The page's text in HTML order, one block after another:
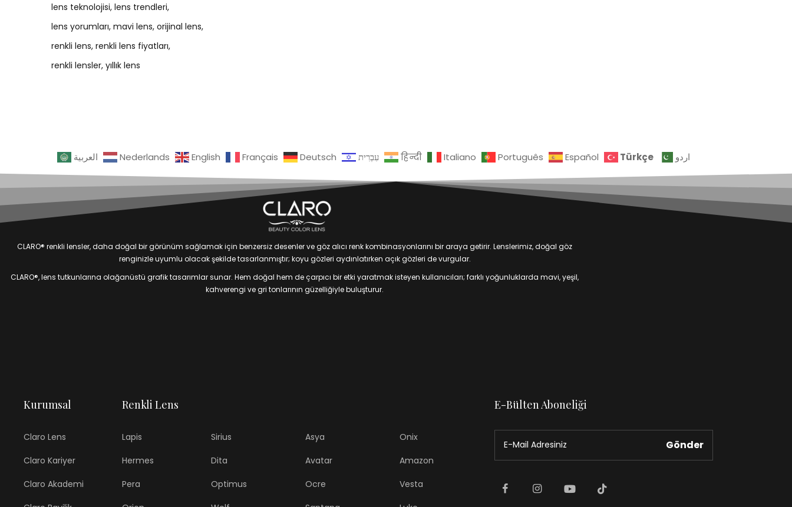
lens teknolojisi lens trendleri
lens yorumları mavi lens orijinal lens
renkli lens renkli lens fiyatları
renkli lensler yıllık lens
العربية Nederlands English Français Deutsch עִבְרִית हिन्दी Italiano Português Español Türkçe اردو
CLARO® renkli lensler, daha doğal bir görünüm sağlamak için benzersiz desenler ve göz alıcı renk kombinasyonlarını bir araya getirir. Lenslerimiz, doğal göz
renginizle uyumlu olacak şekilde tasarlanmıştır; koyu gözleri aydınlatırken açık gözleri de vurgular.
CLARO®, lens tutkunlarına olağanüstü grafik tasarımlar sunar. Hem doğal hem de çarpıcı bir etki yaratmak isteyen kullanıcıları; farklı yoğunluklarda mavi, yeşil,
kahverengi ve gri tonlarının güzelliğiyle buluşturur.
Kurumsal
Claro Lens
Claro Kariyer
Claro Akademi
Renkli Lens
Lapis
Hermes
Pera
Sirius
Dita
Optimus
Asya
Avatar
Ocre
Onix
Amazon
Vesta
E-Bülten Aboneliği
Gönder